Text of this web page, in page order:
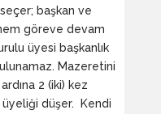
başkan ve
göreve devam
üyesi başkanlık
Mazeretini
2 (iki) kez
üyeliği düşer. Kendi